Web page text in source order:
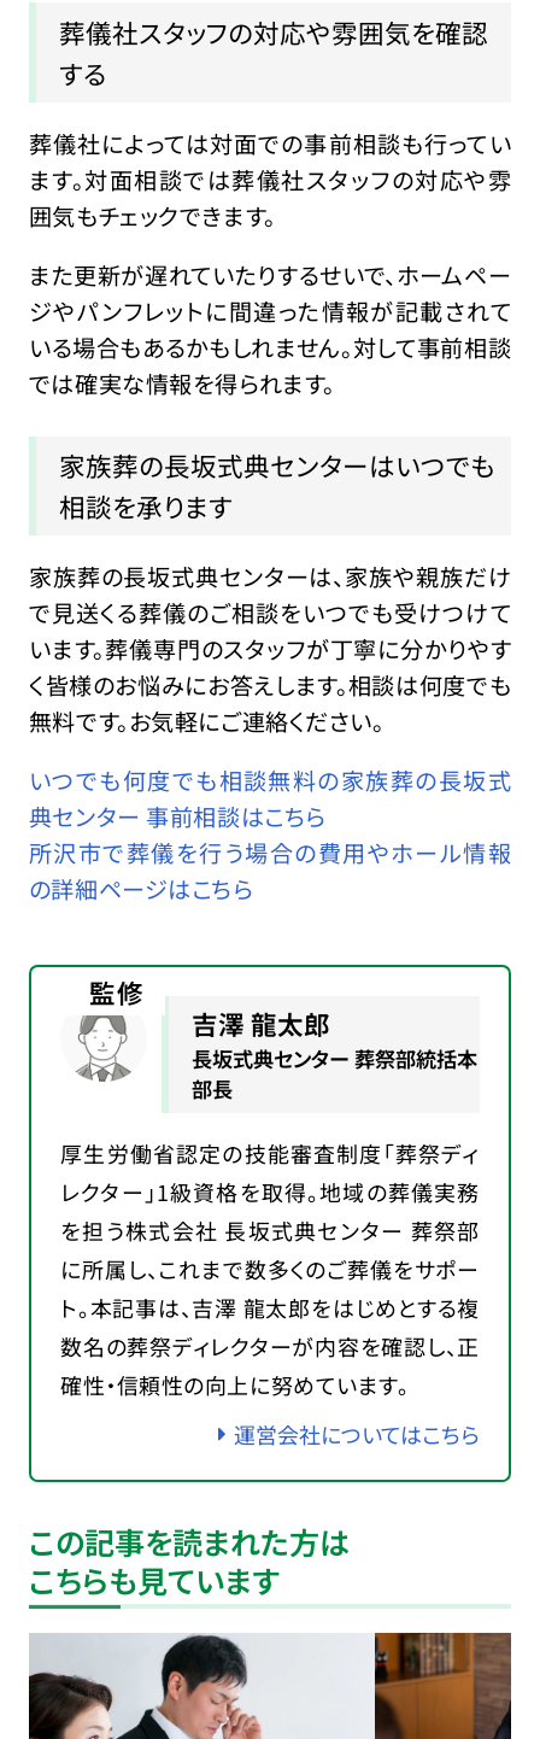
葬儀社スタッフの対応や雰囲気を確認
する
葬儀社によっては対面での事前相談も行ってい
ます。対面相談では葬儀社スタッフの対応や雰
囲気もチェックできます。
また更新が遅れていたりするせいで、ホームペー
ジやパンフレットに間違った情報が記載されて
いる場合もあるかもしれません。対して事前相談
では確実な情報を得られます。
家族葬の長坂式典センターはいつでも
相談を承ります
家族葬の長坂式典センターは、家族や親族だけ
で見送くる葬儀のご相談をいつでも受けつけて
います。葬儀専門のスタッフが丁寧に分かりやす
く皆様のお悩みにお答えします。相談は何度でも
無料です。お気軽にご連絡ください。
いつでも何度でも相談無料の家族葬の長坂式
典センター 事前相談はこちら
所沢市で葬儀を行う場合の費用やホール情報
の詳細ページはこちら
監修
吉澤 龍太郎
長坂式典センター 葬祭部統括本
部長
厚生労働省認定の技能審査制度「葬祭ディ
レクター」1級資格を取得。地域の葬儀実務
を担う株式会社 長坂式典センター 葬祭部
に所属し、これまで数多くのご葬儀をサポー
ト。本記事は、吉澤 龍太郎をはじめとする複
数名の葬祭ディレクターが内容を確認し、正
確性・信頼性の向上に努めています。
運営会社についてはこちら
この記事を読まれた方は
こちらも見ています